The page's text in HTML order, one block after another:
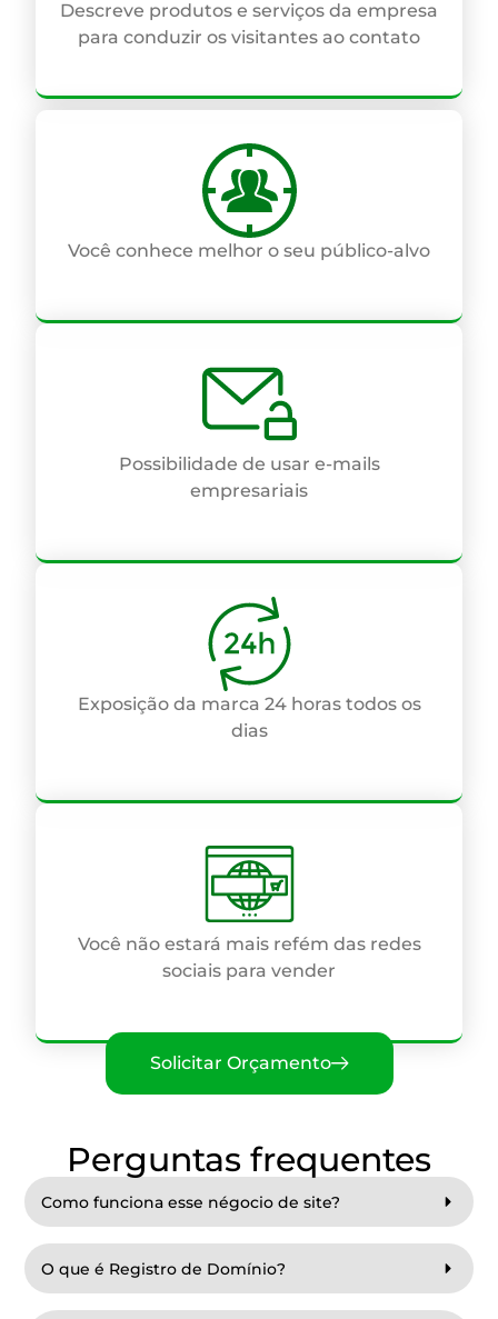
Descreve produtos e serviços da empresa
para conduzir os visitantes ao contato
Você conhece melhor o seu público-alvo
Possibilidade de usar e-mails
empresariais
Exposição da marca 24 horas todos os
dias
Você não estará mais refém das redes
sociais para vender
Solicitar Orçamento
Perguntas frequentes
Como funciona esse négocio de site?
O que é Registro de Domínio?